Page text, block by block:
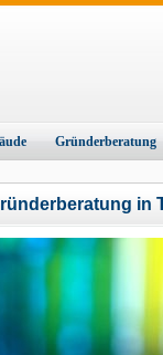
Gründerberatung
in